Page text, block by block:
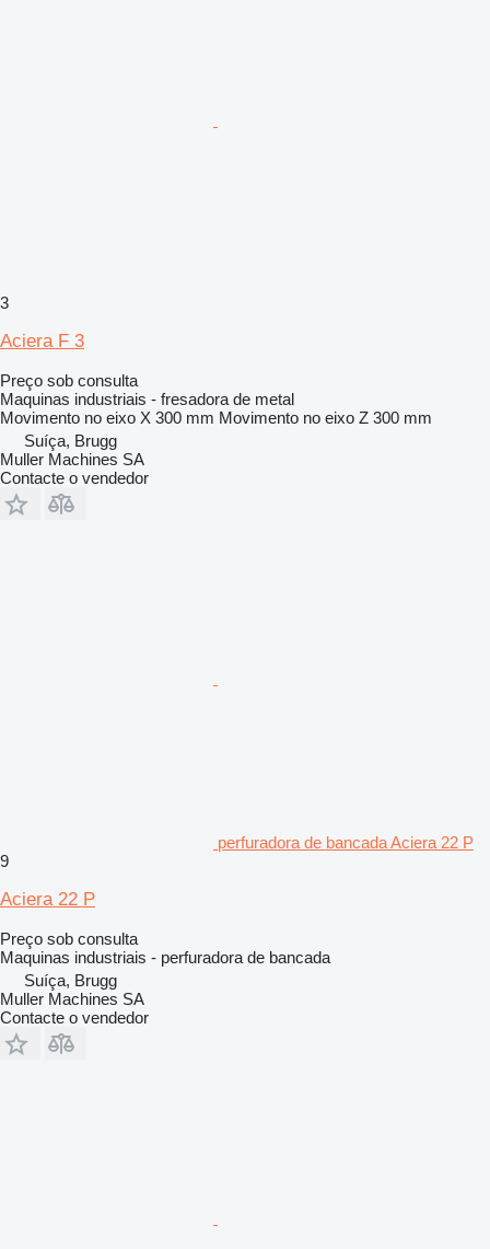
3
Aciera F 3
Preço sob consulta
Maquinas industriais - fresadora de metal
Movimento no eixo X 300 mm Movimento no eixo Z 300 mm
Suíça, Brugg
Muller Machines SA
Contacte o vendedor
perfuradora de bancada Aciera 22 P
9
Aciera 22 P
Preço sob consulta
Maquinas industriais - perfuradora de bancada
Suíça, Brugg
Muller Machines SA
Contacte o vendedor